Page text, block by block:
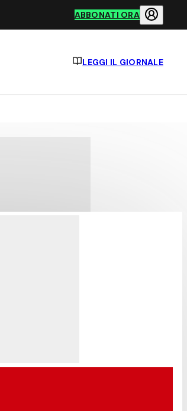
ABBONATI ORA
LEGGI IL GIORNALE